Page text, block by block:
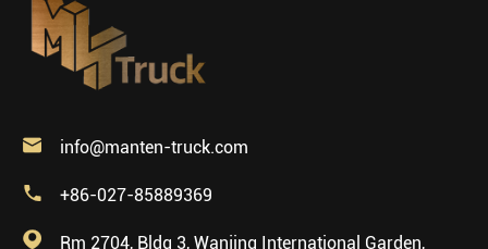
 info@manten-truck.com
 +86-027-85889369
 Rm 2704, Bldg 3, Wanjing International Garden,